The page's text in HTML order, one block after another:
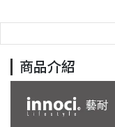
商品介紹